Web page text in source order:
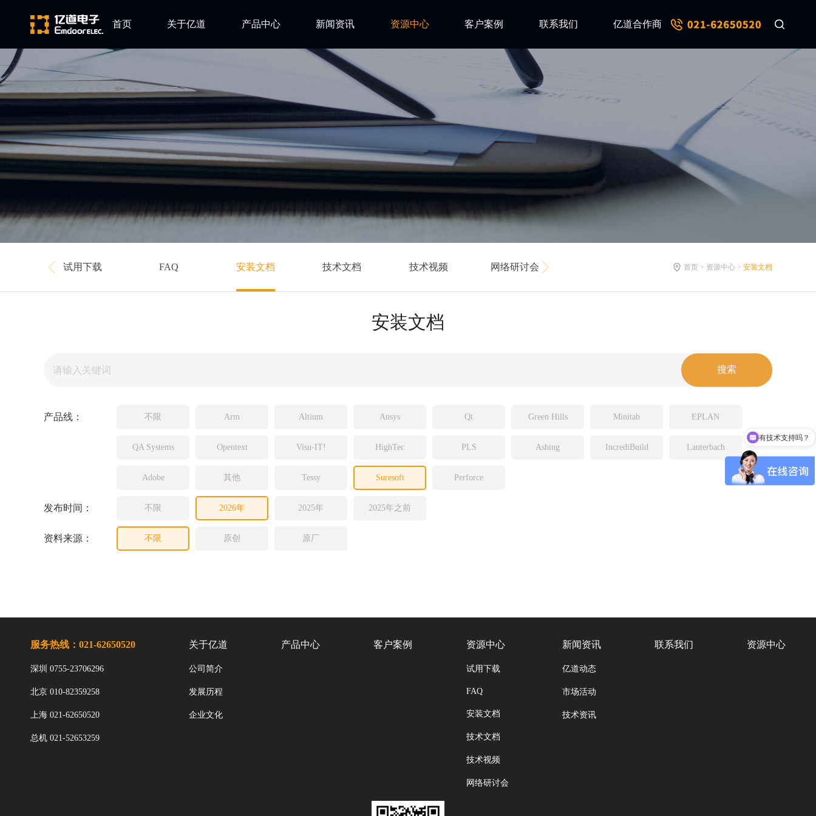
首页 关于亿道
企业文化
产品中心
Ansys
Qt
Green Hills
Minitab
Visu-IT
Source Insight
Incredibuild
新闻资讯
亿道动态
市场活动
资源中心
安装文档
技术文档
网络研讨会
客户案例 联系我们 亿道合作商
试用下载 FAQ 安装文档 技术文档 技术视频 网络研讨会 首页 > 资源中心 > 安装文档
安装文档
产品线： 不限 Arm Altium Ansys Qt Green Hills Minitab EPLAN
QA Systems Opentext Visu-IT! HighTec PLS Ashing IncrediBuild Lauterbach
Adobe 其他 Tessy Suresoft Perforce
发布时间： 不限 2026年 2025年 2025年之前
资料来源： 不限 原创 原厂
服务热线：021-62650520
深圳 0755-23706296
北京 010-82359258
上海 021-62650520
总机 021-52653259
关于亿道
公司简介
发展历程
企业文化
产品中心 客户案例 资源中心
试用下载
FAQ
安装文档
技术文档
技术视频
网络研讨会
新闻资讯
亿道动态
市场活动
技术资讯
联系我们 资源中心
有技术支持吗？